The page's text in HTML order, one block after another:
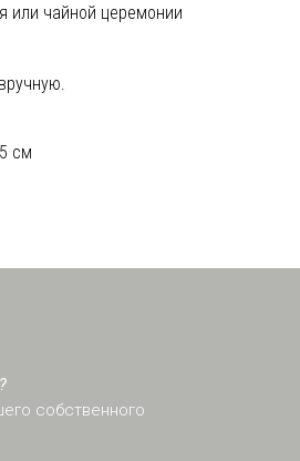
или чайной церемонии
см
собственного